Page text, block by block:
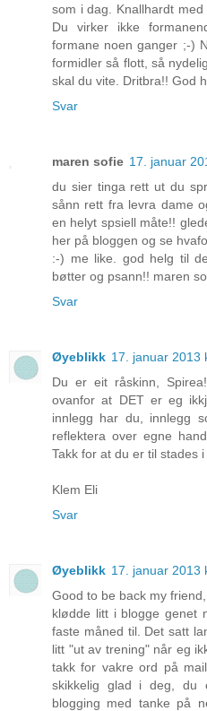
som i dag. Knallhardt
Du virker ikke
formane noen ganger ;-)
formidler så flott, så
skal du vite. Dritbra!! God
Svar
maren sofie 17. januar
du sier tinga rett ut du
sånn rett fra levra dame
en helyt spsiell måte!!
her på bloggen og se
:-) me like. god helg til
bøtter og psann!! maren
Svar
Øyeblikk 17. januar 2013
Du er eit råskinn,
ovanfor at DET er eg
innlegg har du, innlegg
reflektera over egne
Takk for at du er til stades
Klem Eli
Svar
Øyeblikk 17. januar 2013
Good to be back my
klødde litt i blogge genet
faste måned til. Det satt
litt "ut av trening" når eg
takk for vakre ord på
skikkelig glad i deg, du
blogging med tanke på